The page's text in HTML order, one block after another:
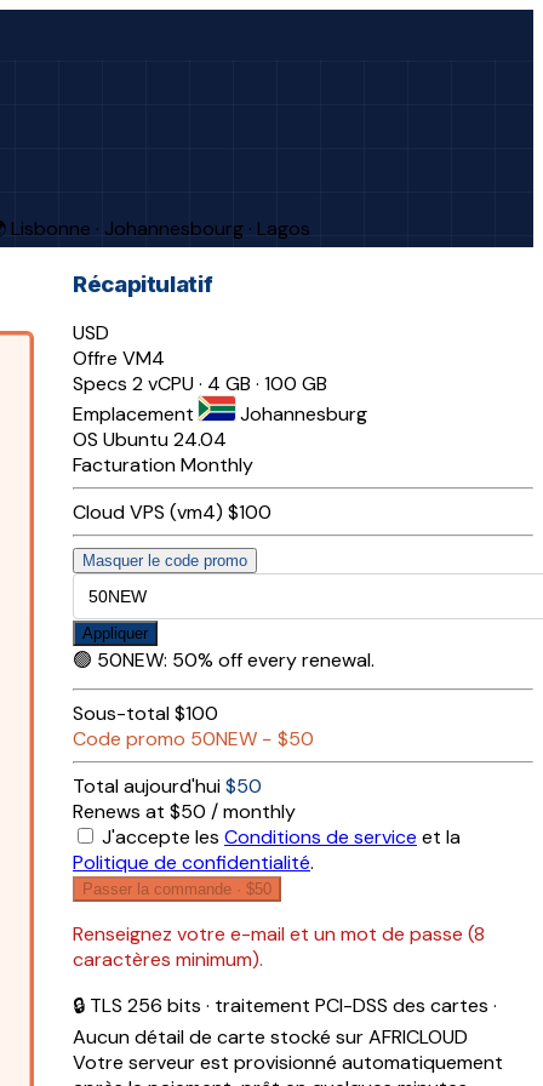
Lisbonne · Johannesbourg · Lagos
Récapitulatif
USD
Offre VM4
Specs 2 vCPU · 4 GB · 100 GB
Emplacement
Johannesburg
OS Ubuntu 24.04
FacturationMonthly
Cloud VPS (vm4) $100
Masquer le code promo
Appliquer
🟢 50NEW: 50% off every renewal.
Sous-total$100
Code promo 50NEW − $50
Total aujourd'hui$50
Renews at $50 / monthly
J'accepte les Conditions de service et la
Politique de confidentialité.
Passer la commande · $50
Renseignez votre e-mail et un mot de passe (8
caractères minimum).
🔒 TLS 256 bits · traitement PCI-DSS des cartes ·
Aucun détail de carte stocké sur AFRICLOUD
Votre serveur est provisionné automatiquement